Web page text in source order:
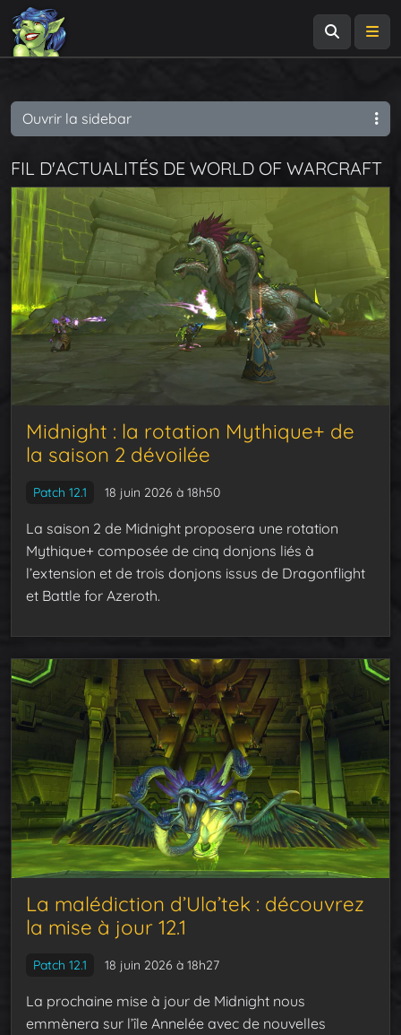
FIL D'ACTUALITÉS DE WORLD OF WARCRAFT
Midnight : la rotation Mythique+ de
la saison 2 dévoilée
Patch 12.1 18 juin 2026 à 18h50
La saison 2 de Midnight proposera une rotation
Mythique+ composée de cinq donjons liés à
l’extension et de trois donjons issus de Dragonflight
et Battle for Azeroth.
La malédiction d’Ula’tek : découvrez
la mise à jour 12.1
Patch 12.1 18 juin 2026 à 18h27
La prochaine mise à jour de Midnight nous
emmènera sur l’île Annelée avec de nouvelles
Ouvrir la sidebar